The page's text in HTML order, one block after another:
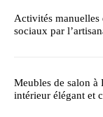
Activités
sociaux par
Meubles de salon
intérieur élégant et